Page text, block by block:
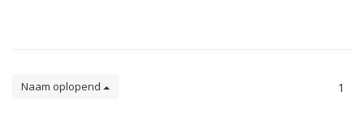
Naam oplopend 1